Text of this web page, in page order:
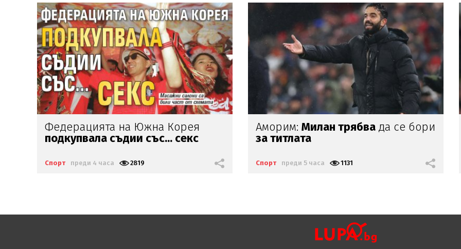
Аморим:Милан трябва да се бори
за титлата
Спорт преди 5 часа 1131
ЕнцоМарескаиска Енцо
Фернандес в Ман Сити
Спорт преди 6 часа 1262